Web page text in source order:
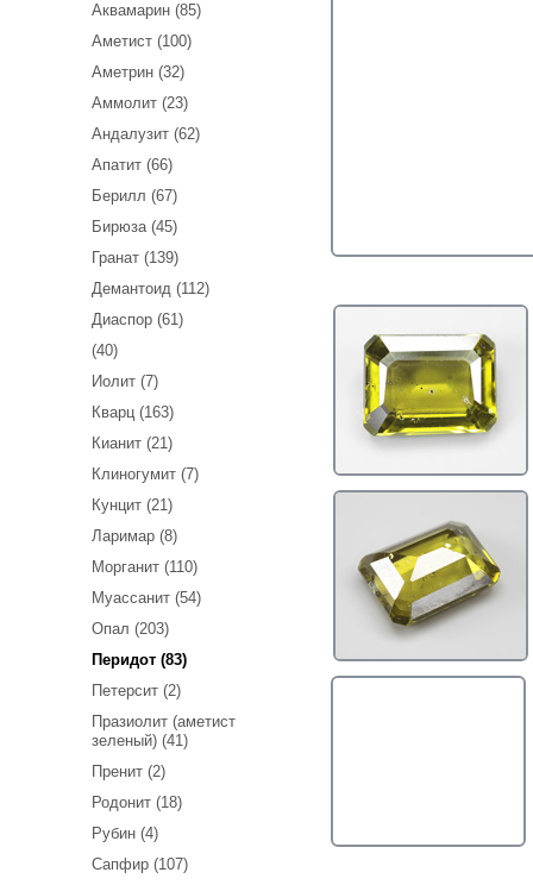
Аквамарин (85)
Аметист (100)
Аметрин (32)
Аммолит (23)
Андалузит (62)
Апатит (66)
Берилл (67)
Бирюза (45)
Гранат (139)
Демантоид (112)
Диаспор (61)
(40)
Иолит (7)
Кварц (163)
Кианит (21)
Клиногумит (7)
Кунцит (21)
Ларимар (8)
Морганит (110)
Муассанит (54)
Опал (203)
Перидот (83)
Петерсит (2)
Празиолит (аметист
зеленый) (41)
Пренит (2)
Родонит (18)
Рубин (4)
Сапфир (107)